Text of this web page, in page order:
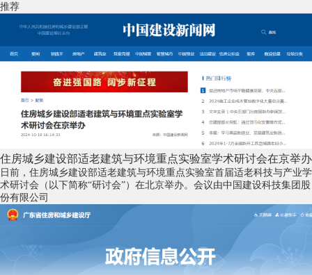
推荐
住房城乡建设部适老建筑与环境重点实验室学术研讨会在京举办
日前，住房城乡建设部适老建筑与环境重点实验室首届适老科技与产业学
术研讨会（以下简称“研讨会”）在北京举办。会议由中国建设科技集团股
份有限公司